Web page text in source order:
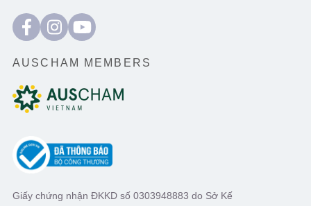
AUSCHAM MEMBERS
Giấy chứng nhận ĐKKD số 0303948883 do Sở Kế